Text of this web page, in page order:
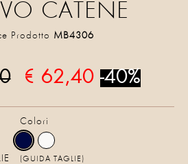
CATENE
Prodotto MB4306
€ 62,40 -40%
Colori
(GUIDA TAGLIE)